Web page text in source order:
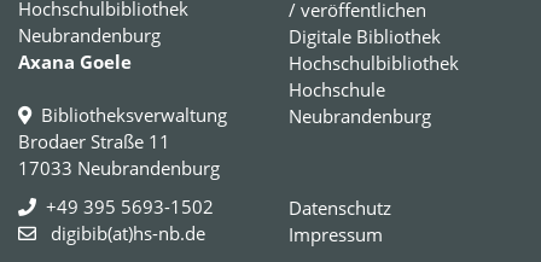
Hochschulbibliothek
Neubrandenburg
Axana Goele
Bibliotheksverwaltung
Brodaer Straße 11
17033 Neubrandenburg
+49 395 5693-1502
digibib(at)hs-nb.de
/ veröffentlichen
Digitale Bibliothek
Hochschulbibliothek
Hochschule
Neubrandenburg
Datenschutz
Impressum